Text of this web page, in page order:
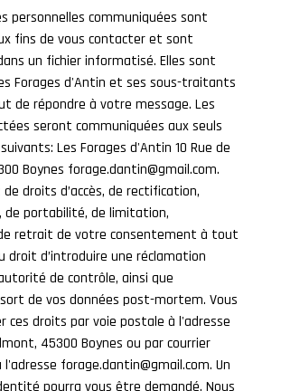
personnelles communiquées sont
fins de vous contacter et sont
un fichier informatisé. Elles sont
Forages d'Antin et ses sous-traitants
de répondre à votre message. Les
seront communiquées aux seuls
Les Forages d'Antin 10 Rue de
Boynes forage.dantin@gmail.com.
de droits d’accès, de rectification,
de portabilité, de limitation,
retrait de votre consentement à tout
d’introduire une réclamation
de contrôle, ainsi que
sort de vos données post-mortem. Vous
ces droits par voie postale à l'adresse
45300 Boynes ou par courrier
forage.dantin@gmail.com. Un
pourra vous être demandé. Nous